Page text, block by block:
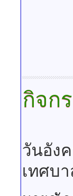
กิจก
วันอัง
เทศบ